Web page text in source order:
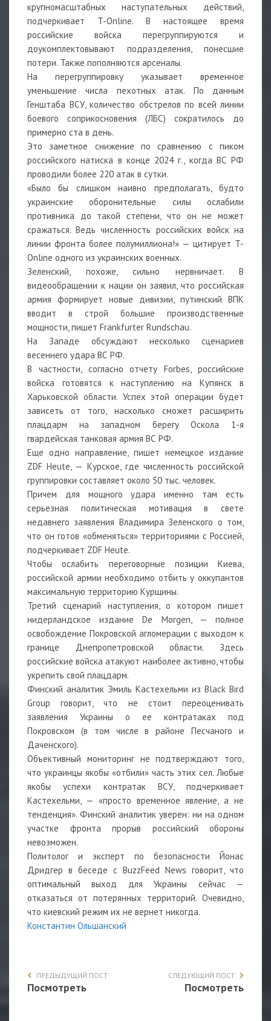
крупномасштабных наступательных действий,
подчеркивает T-Online. В настоящее время
российские войска перегруппируются и
доукомплектовывают подразделения, понесшие
потери. Также пополняются арсеналы.
На перегруппировку указывает временное
уменьшение числа пехотных атак. По данным
Генштаба ВСУ, количество обстрелов по всей линии
боевого соприкосновения (ЛБС) сократилось до
примерно ста в день.
Это заметное снижение по сравнению с пиком
российского натиска в конце 2024 г., когда ВС РФ
проводили более 220 атак в сутки.
«Было бы слишком наивно предполагать, будто
украинские оборонительные силы ослабили
противника до такой степени, что он не может
сражаться. Ведь численность российских войск на
линии фронта более полумиллиона!» — цитирует T-
Online одного из украинских военных.
Зеленский, похоже, сильно нервничает. В
видеообращении к нации он заявил, что российская
армия формирует новые дивизии, путинский ВПК
вводит в строй большие производственные
мощности, пишет Frankfurter Rundschau.
На Западе обсуждают несколько сценариев
весеннего удара ВС РФ.
В частности, согласно отчету Forbes, российские
войска готовятся к наступлению на Купянск в
Харьковской области. Успех этой операции будет
зависеть от того, насколько сможет расширить
плацдарм на западном берегу Оскола 1-я
гвардейская танковая армия ВС РФ.
Еще одно направление, пишет немецкое издание
ZDF Heute, — Курское, где численность российской
группировки составляет около 50 тыс. человек.
Причем для мощного удара именно там есть
серьезная политическая мотивация в свете
недавнего заявления Владимира Зеленского о том,
что он готов «обменяться» территориями с Россией,
подчеркивает ZDF Heute.
Чтобы ослабить переговорные позиции Киева,
российской армии необходимо отбить у оккупантов
максимальную территорию Курщины.
Третий сценарий наступления, о котором пишет
нидерландское издание De Morgen, — полное
освобождение Покровской агломерации с выходом к
границе Днепропетровской области. Здесь
российские войска атакуют наиболее активно, чтобы
укрепить свой плацдарм.
Финский аналитик Эмиль Кастехельми из Black Bird
Group говорит, что не стоит переоценивать
заявления Украины о ее контратаках под
Покровском (в том числе в районе Песчаного и
Даченского).
Объективный мониторинг не подтверждают того,
что украинцы якобы «отбили» часть этих сел. Любые
якобы успехи контратак ВСУ, подчеркивает
Кастехельми, — «просто временное явление, а не
тенденция». Финский аналитик уверен: ни на одном
участке фронта прорыв российский обороны
невозможен.
Политолог и эксперт по безопасности Йонас
Дридгер в беседе с BuzzFeed News говорит, что
оптимальный выход для Украины сейчас —
отказаться от потерянных территорий. Очевидно,
что киевский режим их не вернет никогда.
Константин Ольшанский
ПРЕДЫДУЩИЙ ПОСТ
Посмотреть
СЛЕДУЮЩИЙ ПОСТ
Посмотреть